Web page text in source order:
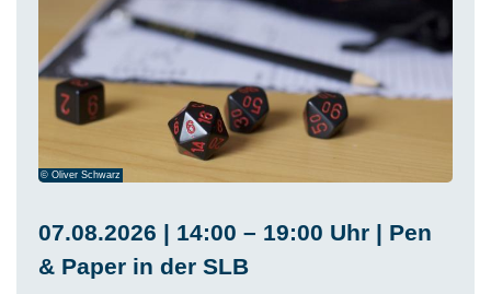
© Oliver Schwarz
07.08.2026 | 14:00 – 19:00 Uhr | Pen
& Paper in der SLB